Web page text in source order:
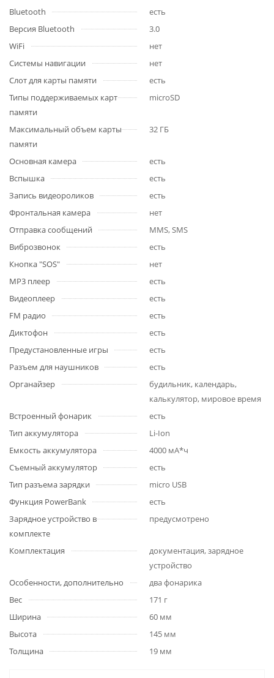
Bluetooth
есть
Версия Bluetooth
3.0
WiFi
нет
Системы навигации
нет
Слот для карты памяти
есть
Типы поддерживаемых карт
памяти
microSD
Максимальный объем карты
памяти
32 ГБ
Основная камера
есть
Вспышка
есть
Запись видеороликов
есть
Фронтальная камера
нет
Отправка сообщений
MMS, SMS
Виброзвонок
есть
Кнопка "SOS"
нет
MP3 плеер
есть
Видеоплеер
есть
FM радио
есть
Диктофон
есть
Предустановленные игры
есть
Разъем для наушников
есть
Органайзер
будильник, календарь,
калькулятор, мировое время
Встроенный фонарик
есть
Тип аккумулятора
Li-Ion
Емкость аккумулятора
4000 мА*ч
Съемный аккумулятор
есть
Тип разъема зарядки
micro USB
Функция PowerBank
есть
Зарядное устройство в
комплекте
предусмотрено
Комплектация
документация, зарядное
устройство
Особенности, дополнительно
два фонарика
Вес
171 г
Ширина
60 мм
Высота
145 мм
Толщина
19 мм